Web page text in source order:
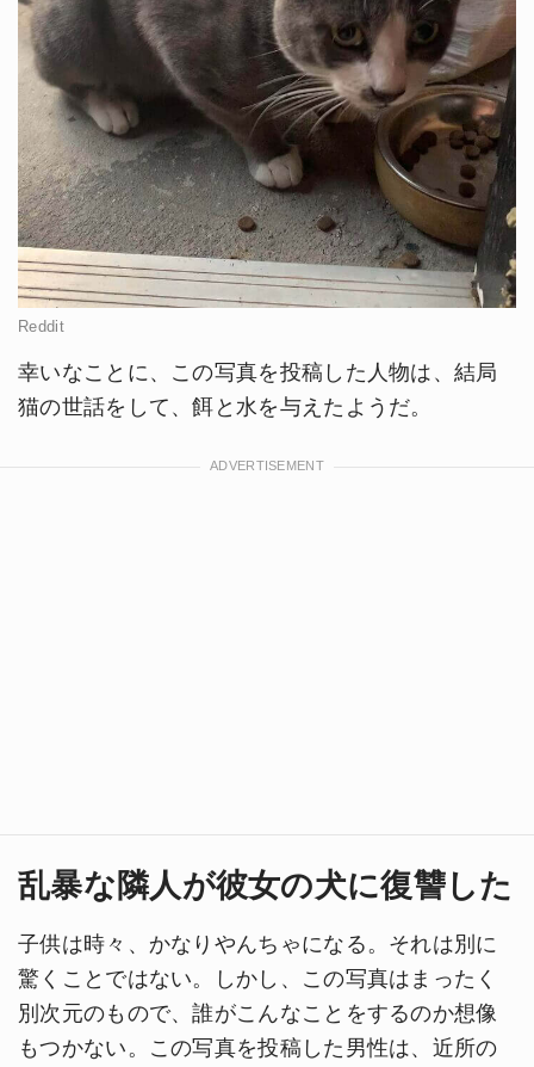
Reddit
幸いなことに、この写真を投稿した人物は、結局
猫の世話をして、餌と水を与えたようだ。
乱暴な隣人が彼女の犬に復讐した
子供は時々、かなりやんちゃになる。それは別に
驚くことではない。しかし、この写真はまったく
別次元のもので、誰がこんなことをするのか想像
もつかない。この写真を投稿した男性は、近所の